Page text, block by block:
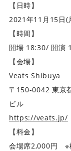
【日時】
2021年11月15日(
【時間】
開場 ‪18:30‬/ 開演
‪【会場】
Veats Shibuya
〒150-0042 東京
ビル
https://veats.jp/
【料金】
会場席2,000円 ※